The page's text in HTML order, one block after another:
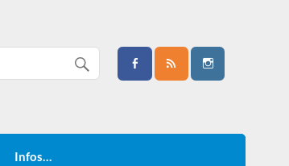
Infos…